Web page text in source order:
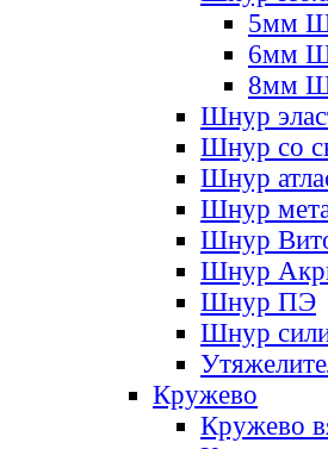
5мм
6мм
8мм
Шнур
Шнур со
Шнур
Шнур
Шнур
Шнур
Шнур ПЭ
Шнур
Кружево
Кружево